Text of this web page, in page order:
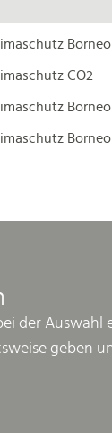
Borneo
CO2
Borneo
der Auswahl
geben